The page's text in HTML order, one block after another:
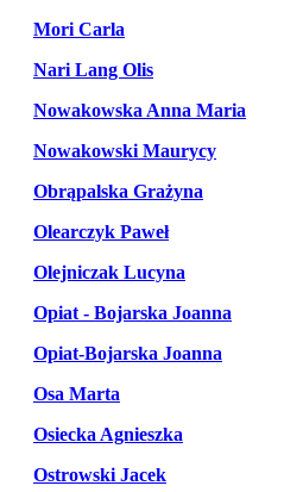
Mori Carla
Nari Lang Olis
Nowakowska Anna Maria
Nowakowski Maurycy
Obrąpalska Grażyna
Olearczyk Paweł
Olejniczak Lucyna
Opiat - Bojarska Joanna
Opiat-Bojarska Joanna
Osa Marta
Osiecka Agnieszka
Ostrowski Jacek